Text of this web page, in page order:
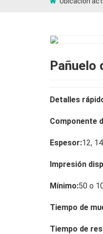
Pañuelo
Detalles
Componente
Espesor:12,
Impresión
Mínimo:50 o
Tiempo de
Tiempo de